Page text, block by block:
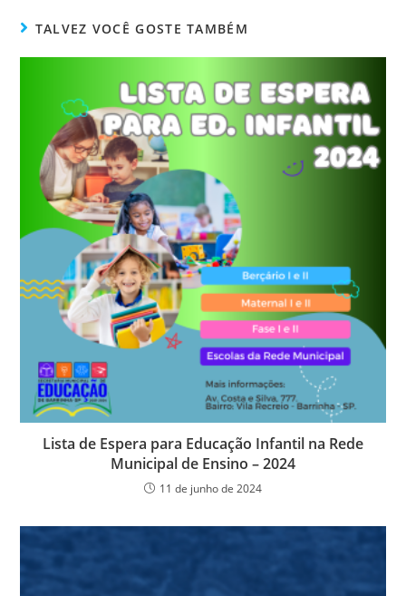
TALVEZ VOCÊ GOSTE TAMBÉM
Lista de Espera para Educação Infantil na Rede
Municipal de Ensino – 2024
11 de junho de 2024